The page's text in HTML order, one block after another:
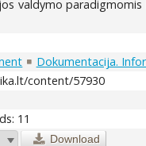
valdymo
Dokumentacija.
content/57930
11
Download